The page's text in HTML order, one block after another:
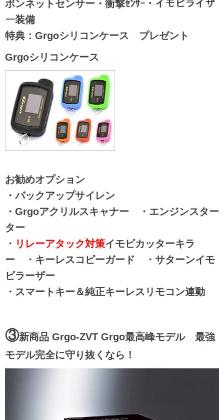
ボンネットセンサー・衝撃ｾﾝｻｰ・イモビライザ
ー装備
特典： Grgoシリコンケース プレゼント
Grgoシリコンケース
お勧めオプション
・バックアップサイレン
・Grgoアクリルスキャナー ・エンジンスター
ター
・ リレーアタック対策イモビカッターキラ
ー ・キーレスコピーガード ・サターンイモ
ビラーザー
・スマートキー＆純正キーレスリモコン連動
③新商品 Grgo-ZVT Grgo最高峰モデル 最強
モデル完全に守り抜くなら！